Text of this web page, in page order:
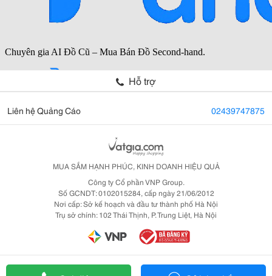
Hỗ trợ
Liên hệ Quảng Cáo 02439747875
MUA SẮM HẠNH PHÚC, KINH DOANH HIỆU QUẢ
Công ty Cổ phần VNP Group.
Số GCNDT: 0102015284, cấp ngày 21/06/2012
Nơi cấp: Sở kế hoạch và đầu tư thành phố Hà Nội
Trụ sở chính: 102 Thái Thịnh, P. Trung Liệt, Hà Nội